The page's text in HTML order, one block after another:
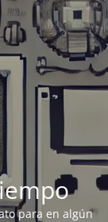
para en algún